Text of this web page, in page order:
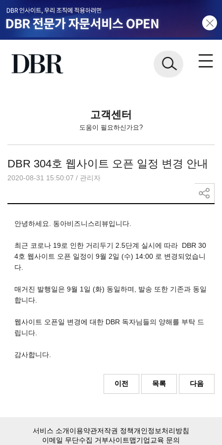
고객센터
도움이 필요하신가요?
DBR 304호 웹사이트 오픈 일정 변경 안내
2020-08-31 15:50:07 / 관리자
안녕하세요. 동아비즈니스리뷰입니다.
최근 코로나 19로 인한 거리두기 2.5단계 실시에 따라 DBR 30
4호 웹사이트 오픈 일정이 9월 2일 (수) 14:00 로 변경되었습니
다.
매거진 발행일은 9월 1일 (화) 동일하며, 발송 또한 기존과 동일
합니다.
웹사이트 오픈일 변경에 대한 DBR 독자님들의 양해를 부탁 드
립니다.
감사합니다.
이전 목록 다음
서비스 소개이용약관저작권 정책개인정보처리방침
이메일 무단수집 거부사이트맵기업교육 문의